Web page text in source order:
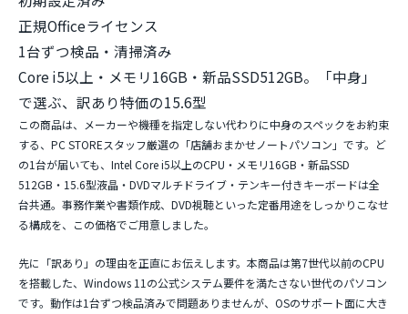
正規Officeライセンス
1台ずつ検品・清掃済み
Core i5以上・メモリ16GB・新品SSD512GB。「中身」
で選ぶ、訳あり特価の15.6型
この商品は、メーカーや機種を指定しない代わりに中身のスペックをお約束
する、PC STOREスタッフ厳選の「店舗おまかせノートパソコン」です。ど
の1台が届いても、 Intel Core i5以上のCPU・メモリ16GB・新品SSD
512GB・15.6型液晶・DVDマルチドライブ・テンキー付きキーボードは全
台共通。事務作業や書類作成、DVD視聴といった定番用途をしっかりこなせ
る構成を、この価格でご用意しました。
先に「訳あり」の理由を正直にお伝えします。本商品は第7世代以前のCPU
を搭載した、Windows 11の公式システム要件を満たさない世代のパソコン
です。動作は1台ずつ検品済みで問題ありませんが、OSのサポート面に大き